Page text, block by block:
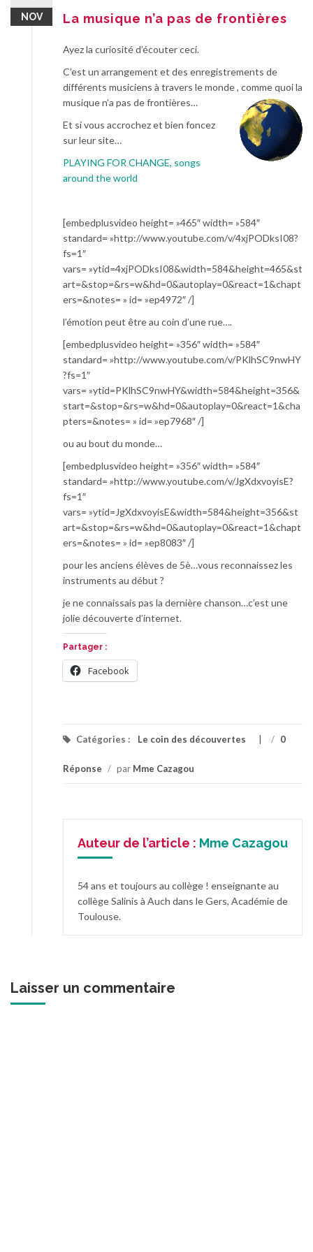
NOV La musique n’a pas de frontières
Ayez la curiosité d’écouter ceci.
C’est un arrangement et des enregistrements de
différents musiciens à travers le monde, comme quoi la
musique n’a pas de frontières…
Et si vous accrochez et bien foncez
sur leur site…
PLAYING FOR CHANGE, songs
around the world
[embedplusvideo height= »465″ width= »584″
standard= »http://www.youtube.com/v/4xjPODksI08?
fs=1″
vars= »ytid=4xjPODksI08&width=584&height=465&st
art=&stop=&rs=w&hd=0&autoplay=0&react=1&chapt
ers=&notes= » id= »ep4972″ /]
l’émotion peut être au coin d’une rue….
[embedplusvideo height= »356″ width= »584″
standard= »http://www.youtube.com/v/PKlhSC9nwHY
?fs=1″
vars= »ytid=PKlhSC9nwHY&width=584&height=356&
start=&stop=&rs=w&hd=0&autoplay=0&react=1&cha
pters=&notes= » id= »ep7968″ /]
ou au bout du monde…
[embedplusvideo height= »356″ width= »584″
standard= »http://www.youtube.com/v/JgXdxvoyisE?
fs=1″
vars= »ytid=JgXdxvoyisE&width=584&height=356&st
art=&stop=&rs=w&hd=0&autoplay=0&react=1&chapt
ers=&notes= » id= »ep8083″ /]
pour les anciens élèves de 5è…vous reconnaissez les
instruments au début ?
je ne connaissais pas la dernière chanson…c’est une
jolie découverte d’internet.
Partager :
Facebook
Catégories : Le coin des découvertes / 0
Réponse / par Mme Cazagou
Auteur de l’article : Mme Cazagou
54 ans et toujours au collège ! enseignante au
collège Salinis à Auch dans le Gers, Académie de
Toulouse.
Laisser un commentaire